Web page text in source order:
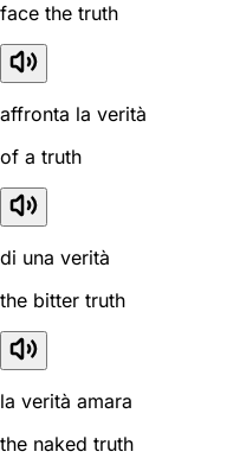
face the truth
affronta la verità
of a truth
di una verità
the bitter truth
la verità amara
the naked truth